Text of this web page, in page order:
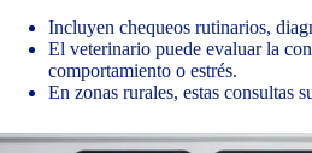
Incluyen chequeos rutinarios,
El veterinario puede evaluar la
comportamiento o estrés.
En zonas rurales, estas consultas